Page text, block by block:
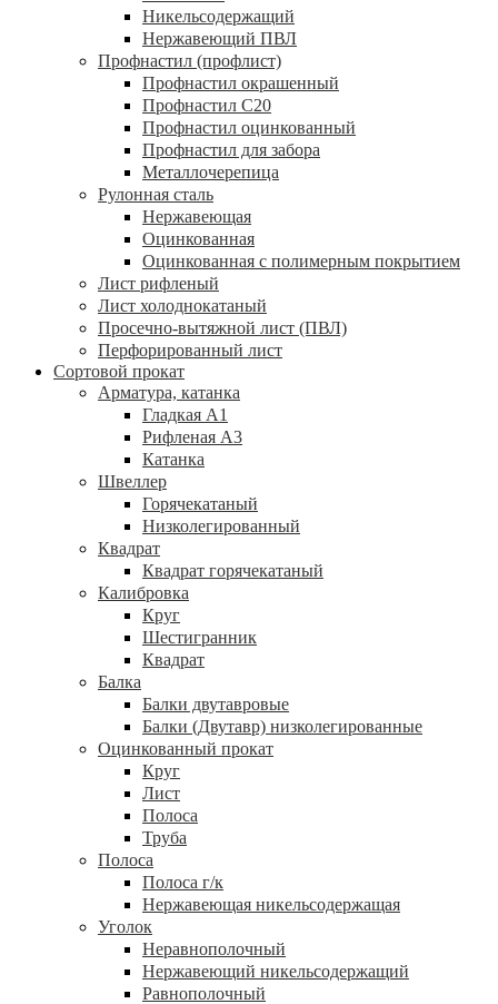
Никельсодержащий
Нержавеющий ПВЛ
Профнастил (профлист)
Профнастил окрашенный
Профнастил С20
Профнастил оцинкованный
Профнастил для забора
Металлочерепица
Рулонная сталь
Нержавеющая
Оцинкованная
Оцинкованная с полимерным покрытием
Лист рифленый
Лист холоднокатаный
Просечно-вытяжной лист (ПВЛ)
Перфорированный лист
Сортовой прокат
Арматура, катанка
Гладкая А1
Рифленая А3
Катанка
Швеллер
Горячекатаный
Низколегированный
Квадрат
Квадрат горячекатаный
Калибровка
Круг
Шестигранник
Квадрат
Балка
Балки двутавровые
Балки (Двутавр) низколегированные
Оцинкованный прокат
Круг
Лист
Полоса
Труба
Полоса
Полоса г/к
Нержавеющая никельсодержащая
Уголок
Неравнополочный
Нержавеющий никельсодержащий
Равнополочный